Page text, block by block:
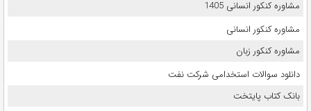
مشاوره کنکور انسانی 1405
مشاوره کنکور انسانی
مشاوره کنکور زبان
دانلود سوالات استخدامی شرکت نفت
بانک کتاب پایتخت